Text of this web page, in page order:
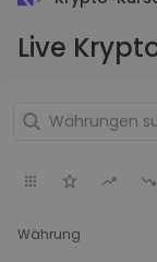
Live
Währung